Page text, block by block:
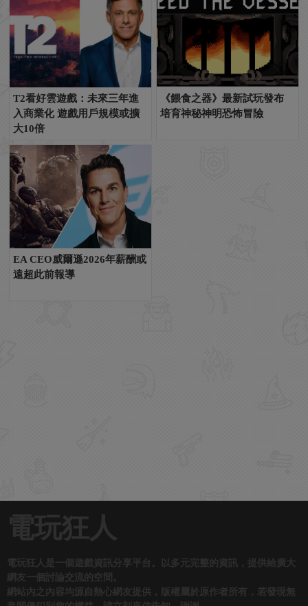
T2看好雲遊戲：未來三年進
入商業化 遊戲用戶規模或擴
大10倍
《餵食之器》最新試玩發布
培育神秘神明恐怖冒險
EA CEO威爾遜2026年薪酬或
遠超此前報導
電玩狂人
電玩狂人是一個遊戲資訊分享平台。以多元完整的資訊，提供給廣大
網友一個討論交流的空間。
網站內之內容均源自熱心網友提供，版權屬於原作者所有，若發現無